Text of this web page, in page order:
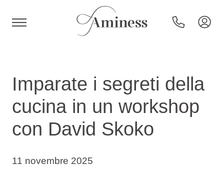
Hotel e resort
Imparate i segreti della
cucina in un workshop
con David Skoko
11 novembre 2025